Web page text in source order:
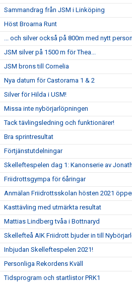
Sammandrag från JSM i Linköping
Höst Broarna Runt
... och silver också på 800m med nytt
JSM silver på 1500 m för Thea...
JSM brons till Cornelia
Nya datum för Castorama 1 & 2
Silver för Hilda i USM!
Missa inte nybörjarlöpningen
Tack tävlingsledning och funktionärer!
Bra sprintresultat
Förtjänstutdelningar
Skelleftespelen dag 1: Kanonserie av
Friidrottsgympa för 6åringar
Anmälan Friidrottsskolan hösten 2021
Kasttävling med utmärkta resultat
Mattias Lindberg tvåa i Bottnaryd
Skellefteå AIK Friidrott bjuder in till
Inbjudan Skelleftespelen 2021!
Personliga Rekordens Kväll
Tidsprogram och startlistor PRK1